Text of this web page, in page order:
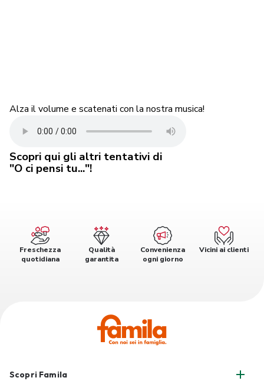
Alza il volume e scatenati con la nostra musica!
Scopri qui gli altri tentativi di
"O ci pensi tu..."!
Freschezza
quotidiana
Qualità
garantita
Convenienza
ogni giorno
Vicini ai clienti
Scopri Famila